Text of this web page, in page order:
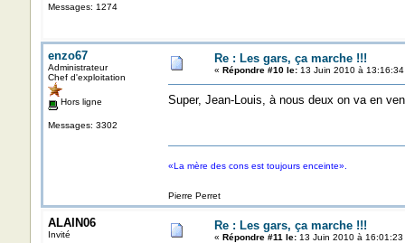
Messages: 1274
enzo67
Administrateur
Chef d'exploitation
Hors ligne
Messages: 3302
Re : Les gars, ça marche !!!
« Répondre #10 le:13 Juin 2010 à 13:16:34
Super, Jean-Louis, à nous deux on va en
«La mère des cons est toujours enceinte».
Pierre Perret
ALAIN06
Invité
Re : Les gars, ça marche !!!
« Répondre #11 le:13 Juin 2010 à 16:01:23